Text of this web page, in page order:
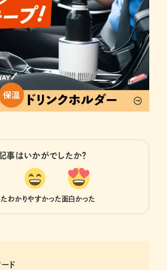
事はいかがでしたか？
わかりやすかった面白かった
ド